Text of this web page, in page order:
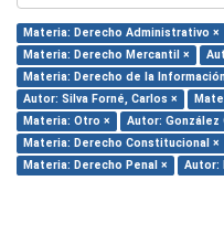
Materia: Derecho Administrativo ×
Materia: Derecho Mercantil ×
Materia: Derecho de la
Autor: Silva Forné, Carlos ×
Materia: Otro ×
Autor: González
Materia: Derecho Constitucional ×
Materia: Derecho Penal ×
Autor: